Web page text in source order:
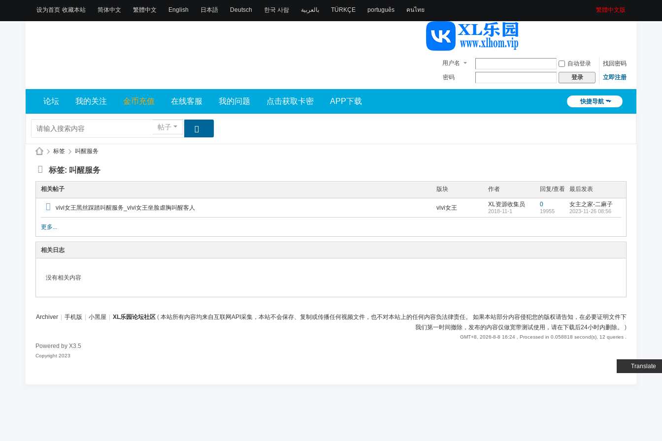
设为首页 收藏本站
Translate
简体中文 繁體中文 English 日本語 Deutsch 한국 사람 بالعربية TÜRKÇE português คนไทย 繁體中文版
用户名 自动登录
找回密码
密码
登录 立即注册
快捷导航
论坛 我的关注 金币充值 在线客服 我的问题 点击获取卡密 APP下载
帖子
X
L
乐
论
坛
社
› 标签 › 叫醒服务
标签: 叫醒服务
相关帖子 版块 作者 回复/查看 最后发表
vivi女王黑丝踩踏叫醒服务_vivi女王坐脸虐胸叫醒客人 vivi女王 XL资源收集员
2018-11-1
0
19955
女主之家-二麻子
2023-11-26 08:56
更多...
相关日志
没有相关内容
Archiver 手机版 小黑屋 XL乐园论坛社区 ( 本站所有内容均来自互联网API采集，本站不会保存、复制或传播任何视频文件，也不对本站上的任何内容负法律责任。 如果本站部分内容侵犯您的版权请告知，在必要证明文件下
我们第一时间撤除，发布的内容仅做宽带测试使用，请在下载后24小时内删除。
)
GMT+8, 2026-8-8 16:24 , Processed in 0.058818 second(s), 12 queries .
Powered by X3.5
Copyright 2023